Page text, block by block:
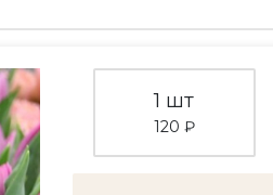
1 шт
120 ₽